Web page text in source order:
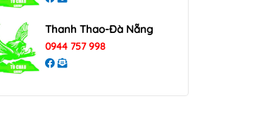
Thanh Thao-Đà Nẵng
0944 757 998